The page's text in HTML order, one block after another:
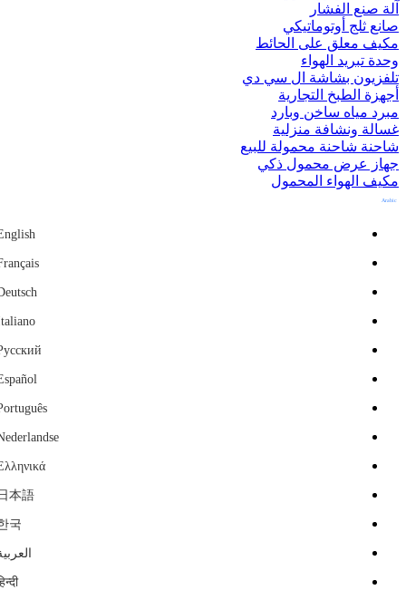
آلة صنع الفشار
صانع ثلج أوتوماتيكي
مكيف معلق على الحائط
وحدة تبريد الهواء
تلفزيون بشاشة ال سي دي
أجهزة الطبخ التجارية
مبرد مياه ساخن وبارد
غسالة ونشافة منزلية
شاحنة شاحنة محمولة للبيع
جهاز عرض محمول ذكي
مكيف الهواء المحمول
Arabic
English
Français
Deutsch
Italiano
Русский
Español
Português
Nederlandse
Ελληνικά
日本語
한국
العربية
हिन्दी